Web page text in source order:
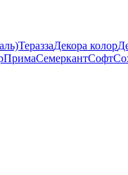
ТераззаДекора колор
ПримаСемеркантСофт